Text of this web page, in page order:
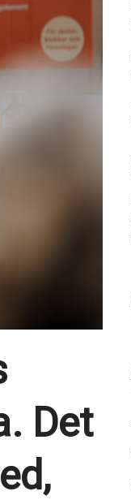
Det